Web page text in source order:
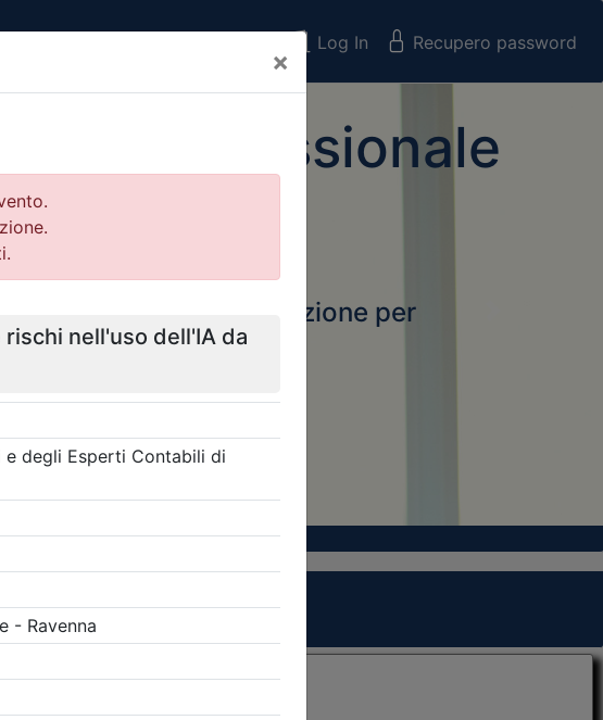
×
Log In Recupero password
Professionale
Il portale della formazione per
Ordini e Collegi
eventi